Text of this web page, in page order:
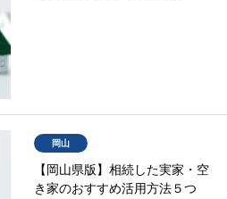
岡山
【岡山県版】相続した実家・空
き家のおすすめ活用方法５つ